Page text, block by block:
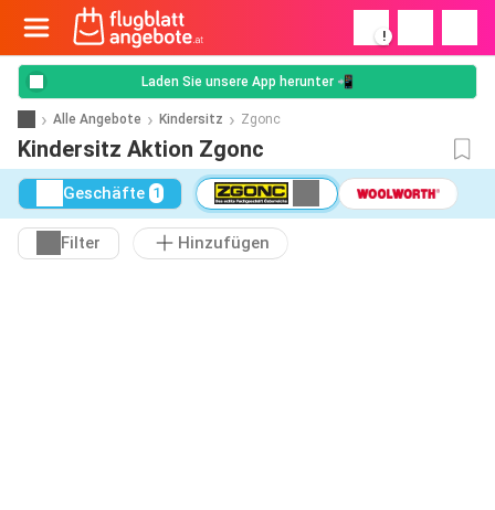
!
Laden Sie unsere App herunter 📲
Alle Angebote Kindersitz Zgonc
Kindersitz Aktion Zgonc
Geschäfte 1
Filter Hinzufügen